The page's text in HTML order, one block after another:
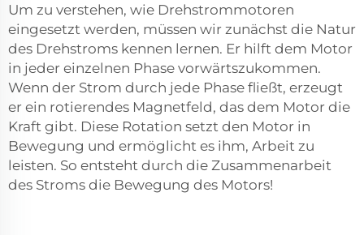
Um zu verstehen, wie Drehstrommotoren
eingesetzt werden, müssen wir zunächst die Natur
des Drehstroms kennen lernen. Er hilft dem Motor
in jeder einzelnen Phase vorwärtszukommen.
Wenn der Strom durch jede Phase fließt, erzeugt
er ein rotierendes Magnetfeld, das dem Motor die
Kraft gibt. Diese Rotation setzt den Motor in
Bewegung und ermöglicht es ihm, Arbeit zu
leisten. So entsteht durch die Zusammenarbeit
des Stroms die Bewegung des Motors!